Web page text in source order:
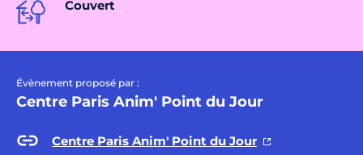
Couvert
Évènement proposé par :
Centre Paris Anim' Point du Jour
Centre Paris Anim' Point du Jour